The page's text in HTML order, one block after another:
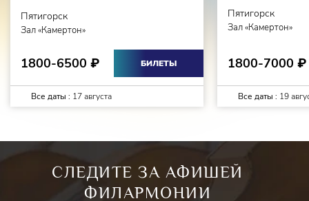
Пятигорск
Зал «Камертон»
1800-6500 ₽ БИЛЕТЫ
Все даты : 17 августа
Пятигорск
Зал «Камертон»
1800-7000 ₽
Все даты : 19
СЛЕДИТЕ ЗА АФИШЕЙ
ФИЛАРМОНИИ